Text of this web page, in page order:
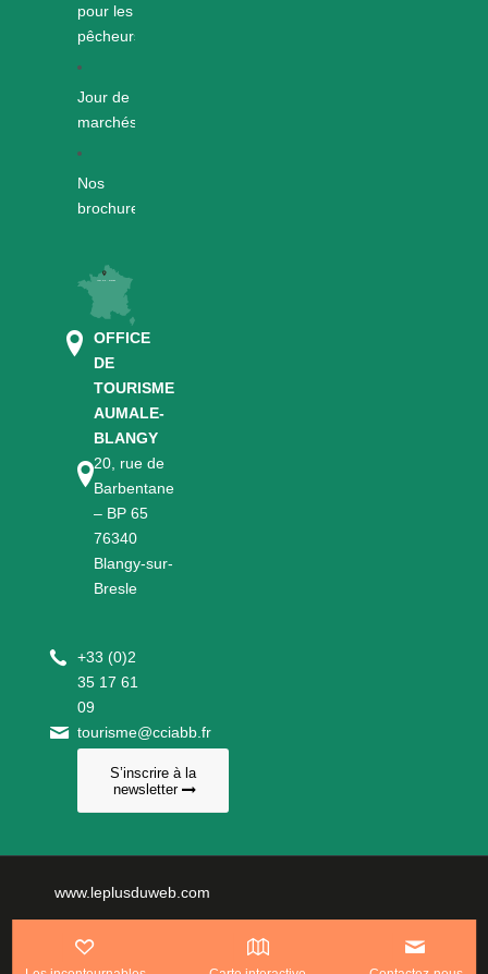
pour les
pêcheurs
Jour de
marchés
Nos
brochures
OFFICE
DE
TOURISME
AUMALE-
BLANGY
20, rue de
Barbentane
– BP 65
76340
Blangy-sur-
Bresle
+33 (0)2
35 17 61
09
tourisme@cciabb.fr
S’inscrire à la
newsletter
www.leplusduweb.com